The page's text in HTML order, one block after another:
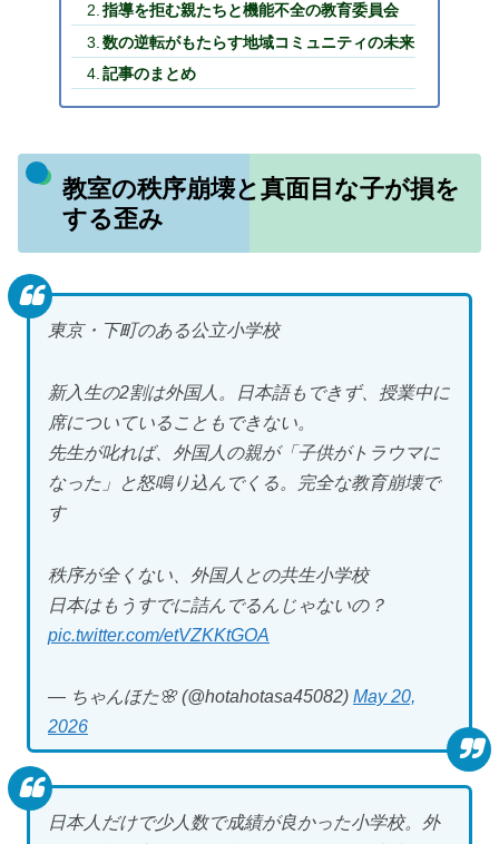
指導を拒む親たちと機能不全の教育委員会
数の逆転がもたらす地域コミュニティの未来
記事のまとめ
教室の秩序崩壊と真面目な子が損を
する歪み
東京・下町のある公立小学校
新入生の2割は外国人。日本語もできず、授業中に
席についていることもできない。
先生が叱れば、外国人の親が「子供がトラウマに
なった」と怒鳴り込んでくる。完全な教育崩壊で
す
秩序が全くない、外国人との共生小学校
日本はもうすでに詰んでるんじゃないの？
pic.twitter.com/etVZKKtGOA
— ちゃんほた🌸 (@hotahotasa45082) May 20,
2026
日本人だけで少人数で成績が良かった小学校。外